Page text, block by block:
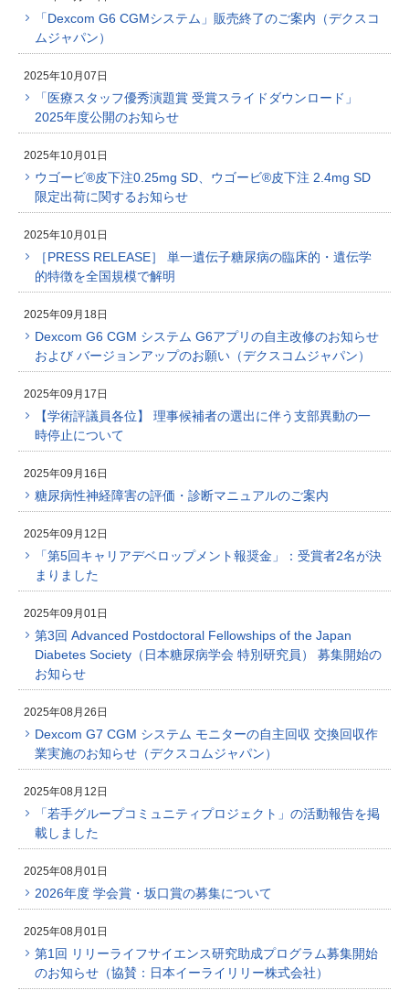
「Dexcom G6 CGMシステム」販売終了のご案内（デクスコ
ムジャパン）
2025年10月07日
「医療スタッフ優秀演題賞 受賞スライドダウンロード」
2025年度公開のお知らせ
2025年10月01日
ウゴービ®皮下注0.25mg SD、ウゴービ®皮下注 2.4mg SD
限定出荷に関するお知らせ
2025年10月01日
［PRESS RELEASE］ 単一遺伝子糖尿病の臨床的・遺伝学
的特徴を全国規模で解明
2025年09月18日
Dexcom G6 CGM システム G6アプリの自主改修のお知らせ
および バージョンアップのお願い（デクスコムジャパン）
2025年09月17日
【学術評議員各位】 理事候補者の選出に伴う支部異動の一
時停止について
2025年09月16日
糖尿病性神経障害の評価・診断マニュアルのご案内
2025年09月12日
「第5回キャリアデベロップメント報奨金」：受賞者2名が決
まりました
2025年09月01日
第3回 Advanced Postdoctoral Fellowships of the Japan
Diabetes Society（日本糖尿病学会 特別研究員） 募集開始の
お知らせ
2025年08月26日
Dexcom G7 CGM システム モニターの自主回収 交換回収作
業実施のお知らせ（デクスコムジャパン）
2025年08月12日
「若手グループコミュニティプロジェクト」の活動報告を掲
載しました
2025年08月01日
2026年度 学会賞・坂口賞の募集について
2025年08月01日
第1回 リリーライフサイエンス研究助成プログラム募集開始
のお知らせ（協賛：日本イーライリリー株式会社）